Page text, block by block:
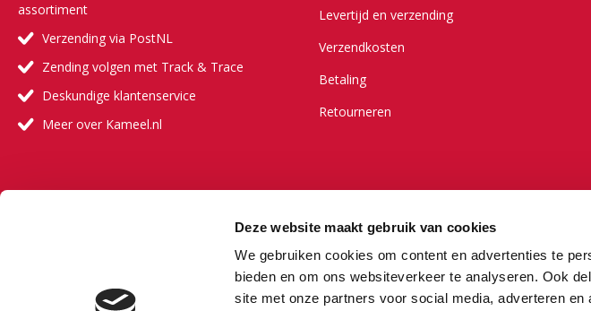
Deze website maakt gebruik van cookies
We gebruiken cookies om content en advertenties te
bieden en om ons websiteverkeer te analyseren. Ook
site met onze partners voor social media, adverteren
assortiment
Verzending via PostNL
Zending volgen met Track & Trace
Deskundige klantenservice
Meer over Kameel.nl
Levertijd en verzending
Verzendkosten
Betaling
Retourneren
Onze visie
Onze partners
Veelgestelde vragen